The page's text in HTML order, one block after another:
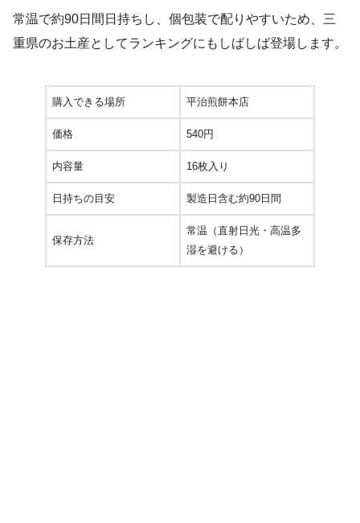
常温で約90日間日持ちし、個包装で配りやすいため、三
重県のお土産としてランキングにもしばしば登場します。
購入できる場所 平治煎餅本店
価格 540円
内容量 16枚入り
日持ちの目安 製造日含む約90日間
保存方法
常温（直射日光・高温多
湿を避ける）